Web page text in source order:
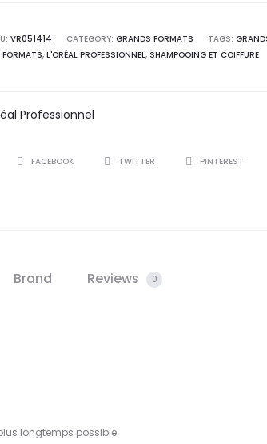
VR051414 CATEGORY:GRANDS FORMATS TAGS:
FORMATS, L'ORÉAL PROFESSIONNEL, SHAMPOOING ET COIFFURE
Professionnel
SHAREFACEBOOK TWITTER PINTEREST
Brand Reviews 0
longtemps possible.